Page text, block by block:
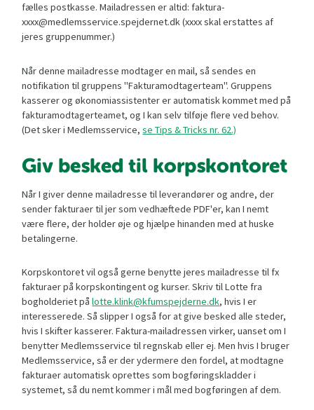
fælles postkasse. Mailadressen er altid: faktura-
xxxx@medlemsservice.spejdernet.dk (xxxx skal erstattes af
jeres gruppenummer.)
Når denne mailadresse modtager en mail, så sendes en
notifikation til gruppens "Fakturamodtagerteam". Gruppens
kasserer og økonomiassistenter er automatisk kommet med på
fakturamodtagerteamet, og I kan selv tilføje flere ved behov.
(Det sker i Medlemsservice,se Tips & Tricks nr. 62.)
Giv besked til korpskontoret
Når I giver denne mailadresse til leverandører og andre, der
sender fakturaer til jer som vedhæftede PDF'er, kan I nemt
være flere, der holder øje og hjælpe hinanden med at huske
betalingerne.
Korpskontoret vil også gerne benytte jeres mailadresse til fx
fakturaer på korpskontingent og kurser. Skriv til Lotte fra
bogholderiet pålotte.klink@kfumspejderne.dk, hvis I er
interesserede. Så slipper I også for at give besked alle steder,
hvis I skifter kasserer. Faktura-mailadressen virker, uanset om I
benytter Medlemsservice til regnskab eller ej. Men hvis I bruger
Medlemsservice, så er der ydermere den fordel, at modtagne
fakturaer automatisk oprettes som bogføringskladder i
systemet, så du nemt kommer i mål med bogføringen af dem.